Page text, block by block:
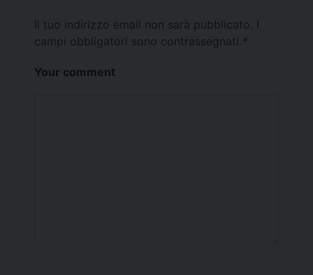
Il tuo indirizzo email non sarà pubblicato.
campi obbligatori sono contrassegnati *
Your comment